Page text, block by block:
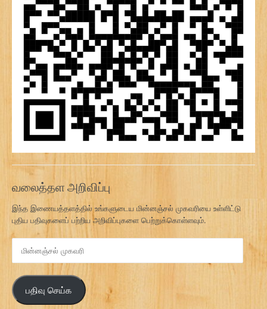
வலைத்தள அறிவிப்பு
இந்த இணையத்தளத்தில் உங்களுடைய மின்னஞ்சல் முகவரியை உள்ளிட்டு
புதிய பதிவுகளைப் பற்றிய அறிவிப்புகளை பெற்றுக்கொள்ளவும்.
ன
ஞ்
ச
ல்
பதிவு செய்க